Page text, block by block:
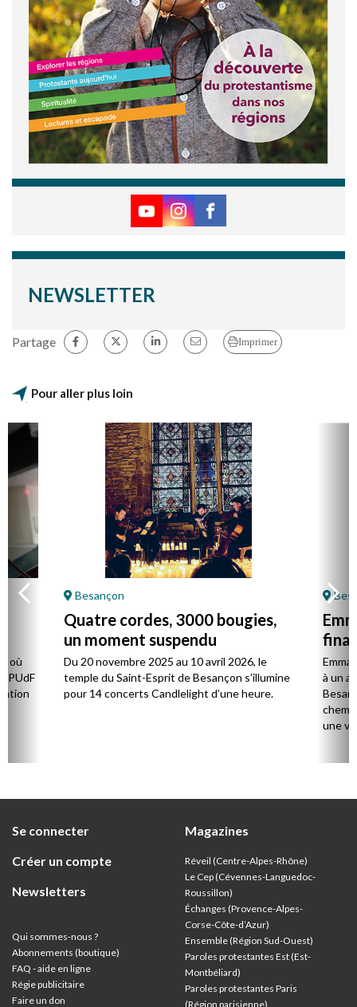
NEWSLETTER
Partage Imprimer
Pour aller plus loin
où
Besançon
Quatre cordes, 3000 bougies,
un moment suspendu
Du 20 novembre 2025 au 10 avril 2026, le
temple du Saint-Esprit de Besançon s’illumine
pour 14 concerts Candlelight d’une heure.
à un
une
Se connecter
Créer un compte
Newsletters
Qui sommes-nous ?
Abonnements (boutique)
FAQ - aide en ligne
Régie publicitaire
Faire un don
Magazines
Réveil (Centre-Alpes-Rhône)
Le Cep (Cévennes-Languedoc-
Roussillon)
Échanges (Provence-Alpes-
Corse-Côte-d’Azur)
Ensemble (Région Sud-Ouest)
Paroles protestantes Est (Est-
Montbéliard)
Paroles protestantes Paris
(Région parisienne)